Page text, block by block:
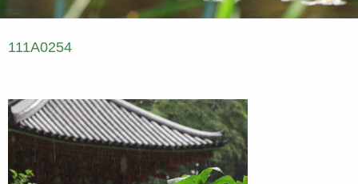
111A0254